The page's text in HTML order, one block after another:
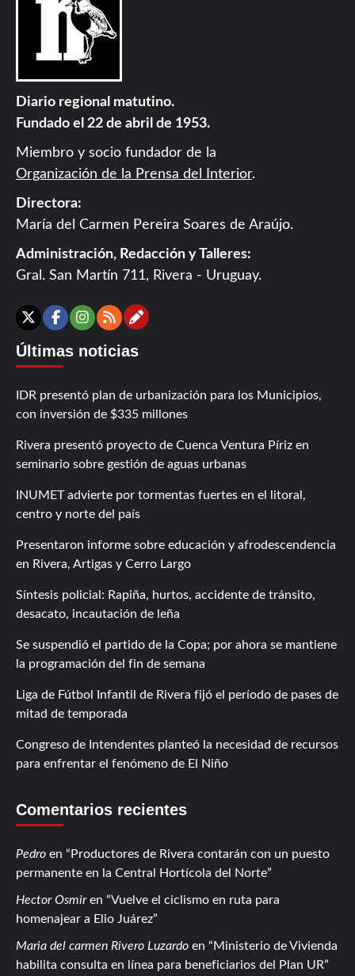
Diario regional matutino.
Fundado el 22 de abril de 1953.
Miembro y socio fundador de la
Organización de la Prensa del Interior.
Directora:
María del Carmen Pereira Soares de Araújo.
Administración, Redacción y Talleres:
Gral. San Martín 711, Rivera - Uruguay.
X Facebook
Instagram
RSSContáctanos
Últimas noticias
IDR presentó plan de urbanización para los Municipios,
con inversión de $335 millones
Rivera presentó proyecto de Cuenca Ventura Píriz en
seminario sobre gestión de aguas urbanas
INUMET advierte por tormentas fuertes en el litoral,
centro y norte del país
Presentaron informe sobre educación y afrodescendencia
en Rivera, Artigas y Cerro Largo
Síntesis policial: Rapiña, hurtos, accidente de tránsito,
desacato, incautación de leña
Se suspendió el partido de la Copa; por ahora se mantiene
la programación del fin de semana
Liga de Fútbol Infantil de Rivera fijó el período de pases de
mitad de temporada
Congreso de Intendentes planteó la necesidad de recursos
para enfrentar el fenómeno de El Niño
Comentarios recientes
Pedro en
Productores de Rivera contarán con un puesto
permanente en la Central Hortícola del Norte
Hector Osmiren
Vuelve el ciclismo en ruta para
homenajear a Elio Juárez
Maria del carmen Rivero Luzardo en
Ministerio de Vivienda
habilita consulta en línea para beneficiarios del Plan UR